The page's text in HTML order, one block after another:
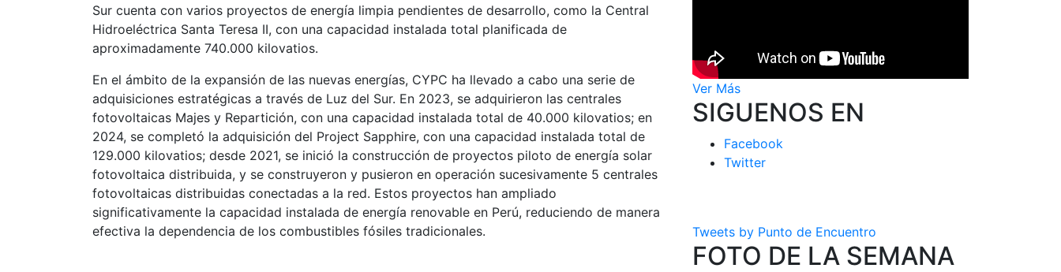
Sur cuenta con varios proyectos de energía limpia pendientes de desarrollo, como la Central
Hidroeléctrica Santa Teresa II, con una capacidad instalada total planificada de
aproximadamente 740.000 kilovatios.
En el ámbito de la expansión de las nuevas energías, CYPC ha llevado a cabo una serie de
adquisiciones estratégicas a través de Luz del Sur. En 2023, se adquirieron las centrales
fotovoltaicas Majes y Repartición, con una capacidad instalada total de 40.000 kilovatios; en
2024, se completó la adquisición del Project Sapphire, con una capacidad instalada total de
129.000 kilovatios; desde 2021, se inició la construcción de proyectos piloto de energía solar
fotovoltaica distribuida, y se construyeron y pusieron en operación sucesivamente 5 centrales
fotovoltaicas distribuidas conectadas a la red. Estos proyectos han ampliado
significativamente la capacidad instalada de energía renovable en Perú, reduciendo de manera
efectiva la dependencia de los combustibles fósiles tradicionales.
Ver Más
SIGUENOS EN
Facebook
Twitter
Tweets by Punto de Encuentro
FOTO DE LA SEMANA